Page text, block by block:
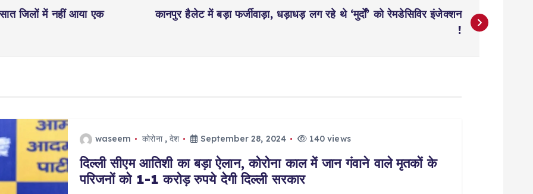
जिलों में नहीं आया एक
कानपुर हैलेट में बड़ा फर्जीवाड़ा, धड़ाधड़ लग रहे थे ‘मुर्दों’ को रेमडेसिविर इंजेक्शन
!
waseem कोरोना,देश September 28, 2024 140 views
दिल्ली सीएम आतिशी का बड़ा ऐलान, कोरोना काल में जान गंवाने वाले मृतकों के
परिजनों को 1-1 करोड़ रुपये देगी दिल्ली सरकार